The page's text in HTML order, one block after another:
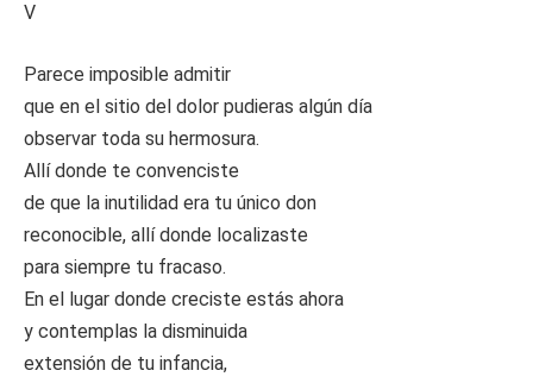
V
Parece imposible admitir
que en el sitio del dolor pudieras algún día
observar toda su hermosura.
Allí donde te convenciste
de que la inutilidad era tu único don
reconocible, allí donde localizaste
para siempre tu fracaso.
En el lugar donde creciste estás ahora
y contemplas la disminuida
extensión de tu infancia,